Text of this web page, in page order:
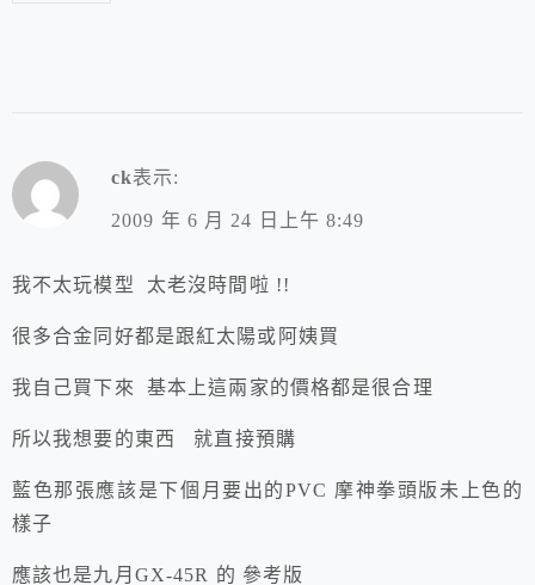
ck表示:
2009 年 6 月 24 日上午 8:49
我不太玩模型 太老沒時間啦 !!
很多合金同好都是跟紅太陽或阿姨買
我自己買下來 基本上這兩家的價格都是很合理
所以我想要的東西 就直接預購
藍色那張應該是下個月要出的PVC 摩神拳頭版未上色的
樣子
應該也是九月GX-45R 的 參考版